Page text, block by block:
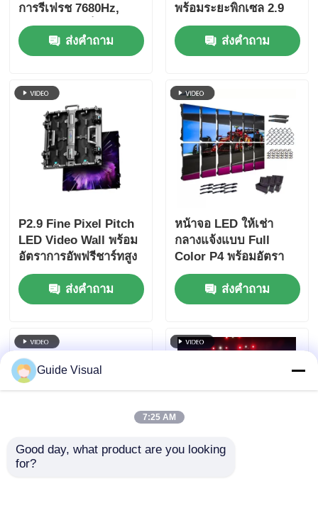
การรีเฟรช 7680Hz,
จอแสดงผลสีเต็มรูปแบบ
และการป้องกัน IP65
สำหรับคอนเสิร์ตและ
ส่งคำถาม
พร้อมระยะพิกเซล 2.9
มม. อัตราการรีเฟรช
3840 Hz และความสว่าง
4500cd / ตร.ม.
ส่งคำถาม
P2.9 Fine Pixel Pitch
LED Video Wall พร้อม
อัตราการอัพฟรีชาร์ทสูง
7680Hz และการรองรับ
พลังงานและสัญญาณ
แบบสองแบบสําหรับ
ส่งคำถาม
หน้าจอ LED ให้เช่า
กลางแจ้งแบบ Full
Color P4 พร้อมอัตรา
การรีเฟรช 7680Hz และ
กันน้ำ IP65 สำหรับ
จอแสดงผล HD Video
ส่งคำถาม
Guide Visual
7:25 AM
Good day, what product are you looking
for?